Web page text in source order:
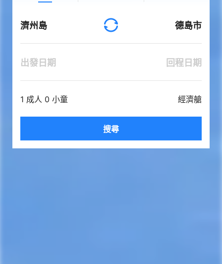
濟州島 德島市
出發日期 回程日期
1 成人 0 小童 經濟艙
搜尋